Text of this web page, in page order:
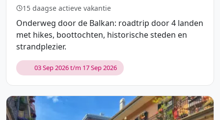
15 daagse actieve vakantie
Onderweg door de Balkan: roadtrip door 4 landen
met hikes, boottochten, historische steden en
strandplezier.
03 Sep 2026 t/m 17 Sep 2026